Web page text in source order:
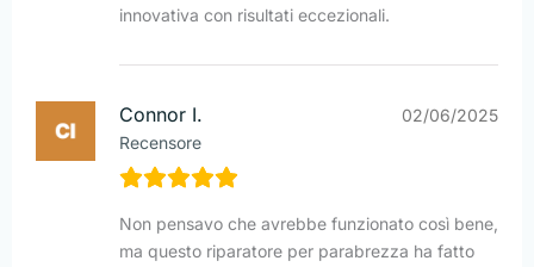
innovativa con risultati eccezionali.
Connor I.
Recensore
02/06/2025
Non pensavo che avrebbe funzionato così bene,
ma questo riparatore per parabrezza ha fatto